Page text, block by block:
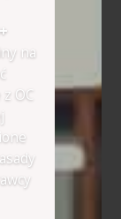
na
OC